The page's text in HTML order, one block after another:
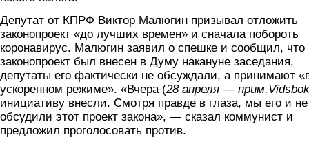
Депутат от КПРФ Виктор Малюгин призывал отложить
законопроект «до лучших времен» и сначала побороть
коронавирус. Малюгин заявил о спешке и сообщил, что
законопроект был внесен в Думу накануне заседания,
депутаты его фактически не обсуждали, а принимают
ускоренном режиме». «Вчера (28 апреля —
инициативу внесли. Смотря правде в глаза, мы его и не
обсудили этот проект закона», — сказал коммунист и
предложил проголосовать против.